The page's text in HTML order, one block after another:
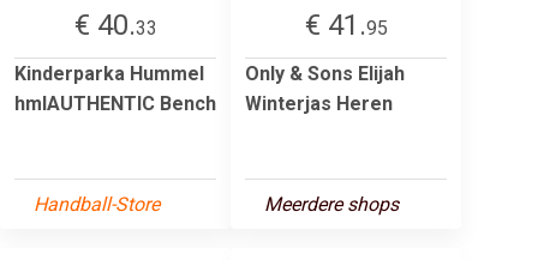
€ 40.33
Kinderparka Hummel
hmlAUTHENTIC Bench
Handball-Store
€ 41.95
Only & Sons Elijah
Winterjas Heren
Meerdere shops